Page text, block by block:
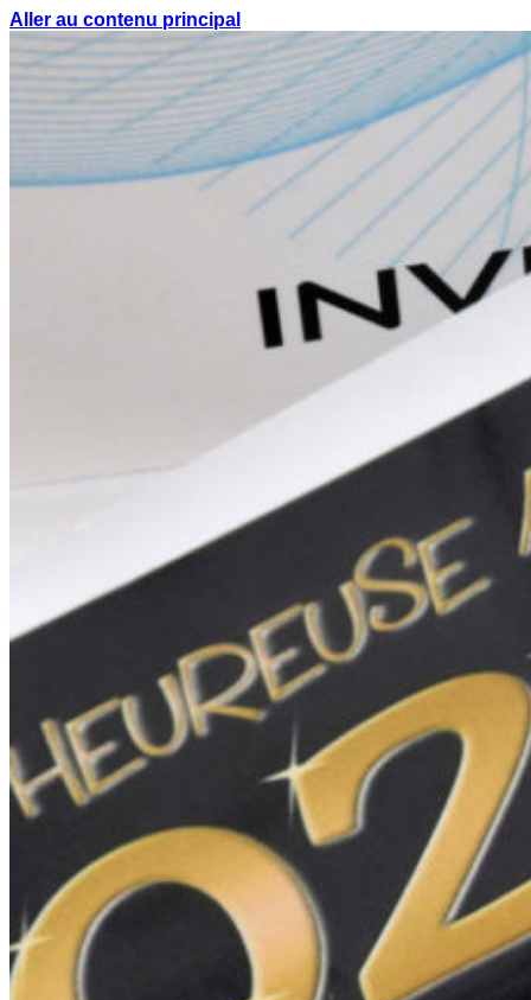
Aller au contenu principal